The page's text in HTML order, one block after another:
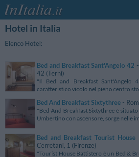
Hotel in Italia
Elenco Hotel:
Bed and Breakfast Sant'Angelo 42
42 (Terni)
"Il Bed and Breakfast
caratteristico vicolo nel pieno centro
Bed And Breakfast Sixtythree -
"Bed And Breakfast Sixtythree è
Umbertino con ascensore, sorge nelle
Bed and Breakfast Tourist House
Cerretani, 1 (Firenze)
"Tourist House Battistero è un Bed &